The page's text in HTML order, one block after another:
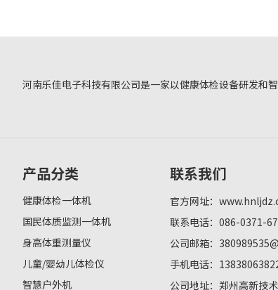
河南乐佳电子科技有限公司是一家以健康体检设备研发和
产品分类
健康体检一体机
国民体质监测一体机
身高体重测量仪
儿童/婴幼儿体检仪
智慧户外机
联系我们
官方网址：
联系电话：086-0371-
公司邮箱：
手机电话：
公司地址：郑州高新技